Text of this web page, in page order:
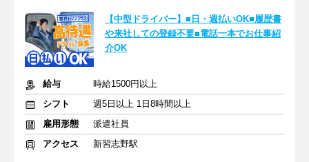
【中型ドライバー】■日・週払いOK■履歴書
や来社しての登録不要■電話一本でお仕事紹
介OK
給与
時給1500円以上
シフト
週5日以上 1日8時間以上
雇用形態
派遣社員
アクセス
新習志野駅